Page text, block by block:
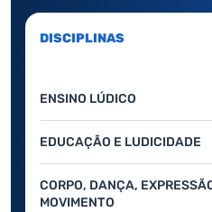
DISCIPLINAS
ENSINO LÚDICO
EDUCAÇÃO E LUDICIDADE
CORPO, DANÇA,
MOVIMENTO